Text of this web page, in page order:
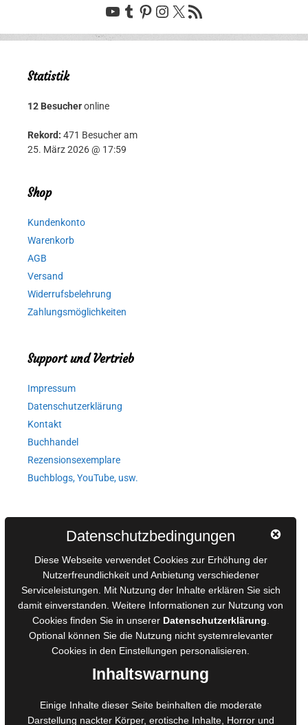
YouTube
Tumblr
Pinterest
Instagram
X RSS-Feed
Statistik
12 Besucheronline
Rekord: 471 Besucher am
25. März 2026 @ 17:59
Shop
Kundenkonto
Warenkorb
AGB
Versand
Widerrufsbelehrung
Zahlungsmöglichkeiten
Support und Vertrieb
Impressum
Datenschutzerklärung
Kontakt
Buchhandel
Rezensionsexemplare
Buchblogs, YouTube, usw.
AGB für Medienprojekte
Online-Artikel
Manuskripte einreichen
Ausschreibungen
Belegexemplare
Eigenbedarfsexemplare
Foto- und Bildbearbeitung
Datenschutzbedingungen
Diese Webseite verwendet Cookies zur Erhöhung der
Nutzerfreundlichkeit und Anbietung verschiedener
Serviceleistungen. Mit Nutzung der Inhalte erklären Sie sich
damit einverstanden. Weitere Informationen zur Nutzung von
Cookies finden Sie in unserer Datenschutzerklärung
Optional können Sie die Nutzung nicht systemrelevanter
Cookies in den Einstellungen personalisieren.
Inhaltswarnung
Einige Inhalte dieser Seite beinhalten die moderate
Darstellung nackter Körper, erotische Inhalte, Horror und